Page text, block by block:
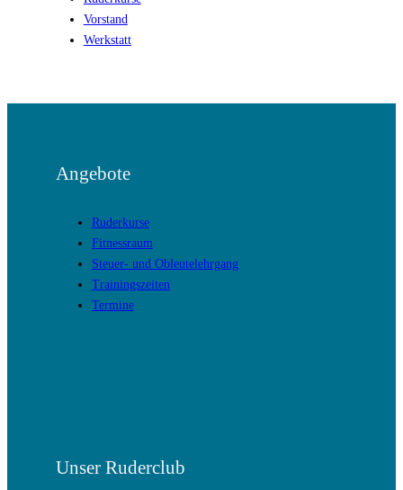
Vorstand
Werkstatt
Angebote
Ruderkurse
Fitnessraum
Steuer- und Obleutelehrgang
Trainingszeiten
Termine
Unser Ruderclub